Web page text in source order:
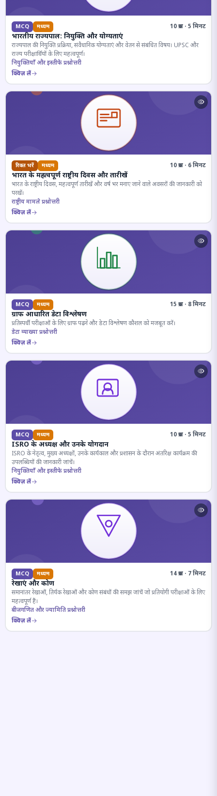
MCQ मध्यम 10 प्रश्न · 5 मिनट
भारतीय राज्यपाल: नियुक्ति और योग्यताएं
राज्यपाल की नियुक्ति प्रक्रिया, संवैधानिक योग्यताएं और वेतन से संबंधित विषय। UPSC और
राज्य परीक्षार्थियों के लिए महत्वपूर्ण।
नियुक्तियाँ और इस्तीफे प्रश्नोत्तरी
क्विज़ लें
रिक्त भरें मध्यम 10 प्रश्न · 6 मिनट
भारत के महत्वपूर्ण राष्ट्रीय दिवस और तारीखें
भारत के राष्ट्रीय दिवस, महत्वपूर्ण तारीखें और वर्ष भर मनाए जाने वाले अवसरों की जानकारी को
परखें।
राष्ट्रीय मामले प्रश्नोत्तरी
क्विज़ लें
MCQ मध्यम 15 प्रश्न · 8 मिनट
ग्राफ आधारित डेटा विश्लेषण
प्रतिस्पर्धी परीक्षाओं के लिए ग्राफ पढ़ने और डेटा विश्लेषण कौशल को मजबूत करें।
डेटा व्याख्या प्रश्नोत्तरी
क्विज़ लें
MCQ मध्यम 10 प्रश्न · 5 मिनट
ISRO के अध्यक्ष और उनके योगदान
ISRO के नेतृत्व, मुख्य अध्यक्षों, उनके कार्यकाल और प्रशासन के दौरान अंतरिक्ष कार्यक्रम की
उपलब्धियों की जानकारी जांचें।
नियुक्तियाँ और इस्तीफे प्रश्नोत्तरी
क्विज़ लें
MCQ मध्यम 14 प्रश्न · 7 मिनट
रेखाएं और कोण
समानांतर रेखाओं, तिर्यक रेखाओं और कोण संबंधों की समझ जांचें जो प्रतियोगी परीक्षाओं के लिए
महत्वपूर्ण हैं।
बीजगणित और ज्यामिति प्रश्नोत्तरी
क्विज़ लें